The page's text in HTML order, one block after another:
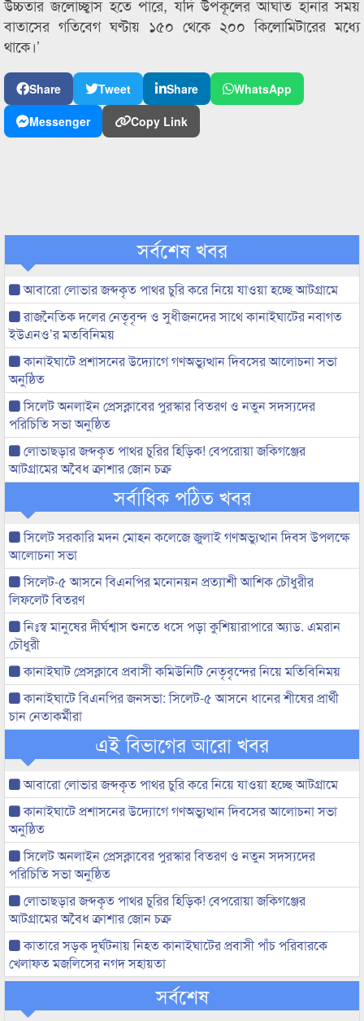
উচ্চতার জলোচ্ছ্বাস হতে পারে, যদি উপকূলের আঘাত হানার সময়
বাতাসের গতিবেগ ঘণ্টায় ১৫০ থেকে ২০০ কিলোমিটারের মধ্যে
থাকে।’
Share Tweet Share
WhatsApp
Messenger
Copy Link
সর্বশেষ খবর
আবারো লোভার জব্দকৃত পাথর চুরি করে নিয়ে যাওয়া হচ্ছে আটগ্রামে
রাজনৈতিক দলের নেতৃবৃন্দ ও সুধীজনদের সাথে কানাইঘাটের নবাগত
ইউএনও’র মতবিনিময়
কানাইঘাটে প্রশাসনের উদ্যোগে গণঅভ্যুত্থান দিবসের আলোচনা সভা
অনুষ্ঠিত
সিলেট অনলাইন প্রেসক্লাবের পুরস্কার বিতরণ ও নতুন সদস্যদের
পরিচিতি সভা অনুষ্ঠিত
লোভাছড়ার জব্দকৃত পাথর চুরির হিড়িক! বেপরোয়া জকিগঞ্জের
আটগ্রামের অবৈধ ক্রাশার জোন চক্র
সর্বাধিক পঠিত খবর
সিলেট সরকারি মদন মোহন কলেজে জুলাই গণঅভ্যুত্থান দিবস উপলক্ষে
আলোচনা সভা
সিলেট-৫ আসনে বিএনপির মনোনয়ন প্রত্যাশী আশিক চৌধুরীর
লিফলেট বিতরণ
নিঃস্ব মানুষের দীর্ঘশ্বাস শুনতে ধসে পড়া কুশিয়ারাপারে অ্যাড. এমরান
চৌধুরী
কানাইঘাট প্রেসক্লাবে প্রবাসী কমিউনিটি নেতৃবৃন্দের নিয়ে মতিবিনিময়
কানাইঘাটে বিএনপির জনসভা: সিলেট-৫ আসনে ধানের শীষের প্রার্থী
চান নেতাকর্মীরা
এই বিভাগের আরো খবর
আবারো লোভার জব্দকৃত পাথর চুরি করে নিয়ে যাওয়া হচ্ছে আটগ্রামে
কানাইঘাটে প্রশাসনের উদ্যোগে গণঅভ্যুত্থান দিবসের আলোচনা সভা
অনুষ্ঠিত
সিলেট অনলাইন প্রেসক্লাবের পুরস্কার বিতরণ ও নতুন সদস্যদের
পরিচিতি সভা অনুষ্ঠিত
লোভাছড়ার জব্দকৃত পাথর চুরির হিড়িক! বেপরোয়া জকিগঞ্জের
আটগ্রামের অবৈধ ক্রাশার জোন চক্র
কাতারে সড়ক দুর্ঘটনায় নিহত কানাইঘাটের প্রবাসী পাঁচ পরিবারকে
খেলাফত মজলিসের নগদ সহায়তা
সর্বশেষ